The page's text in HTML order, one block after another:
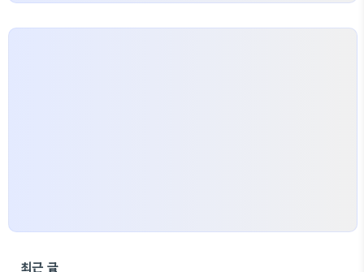
최근 글